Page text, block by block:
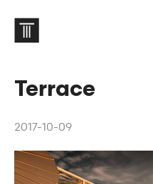
Terrace
2017-10-09